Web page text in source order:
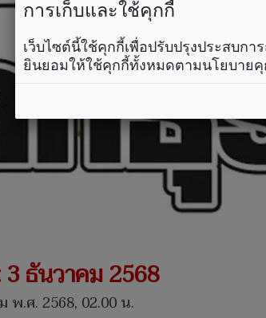
ธันวาคม 2568
.ศ. 2568, 02.00 น.
การเก็บและใช้คุกกี้
เว็บไซต์นี้ใช้คุกกี้เพื่อปรับปรุงประสบก
ยินยอมให้ใช้คุกกี้ทั้งหมดตามนโยบายคุ